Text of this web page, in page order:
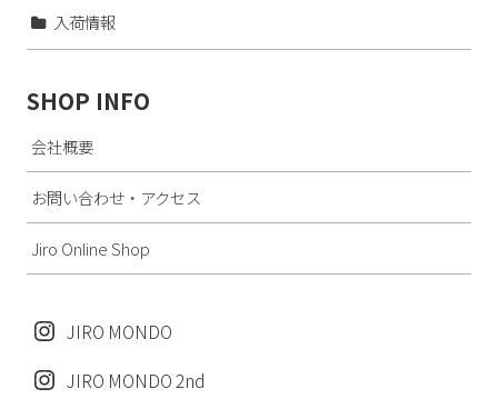
入荷情報
SHOP INFO
会社概要
お問い合わせ・アクセス
Jiro Online Shop
JIRO MONDO
JIRO MONDO 2nd